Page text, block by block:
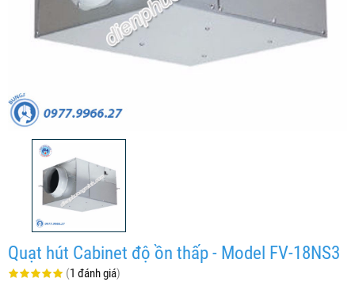
Quạt hút Cabinet độ ồn thấp - Model FV-18NS3
(1 đánh giá)